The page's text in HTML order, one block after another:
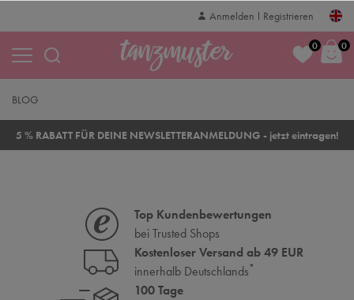
Anmelden Registrieren
0 0
BLOG
5 % RABATT FÜR DEINE NEWSLETTERANMELDUNG - jetzt eintragen!
Top Kundenbewertungen
bei Trusted Shops
Kostenloser Versand ab 49 EUR
innerhalb Deutschlands*
100 Tage